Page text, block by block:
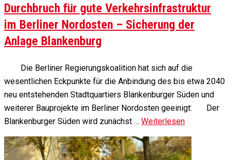
Durchbruch für gute Verkehrsinfrastruktur
im Berliner Nordosten – Sicherung der
Anlage Blankenburg
Die Berliner Regierungskoalition hat sich auf die
wesentlichen Eckpunkte für die Anbindung des bis etwa 2040
neu entstehenden Stadtquartiers Blankenburger Süden und
weiterer Bauprojekte im Berliner Nordosten geeinigt: Der
Blankenburger Süden wird zunächst … Weiterlesen